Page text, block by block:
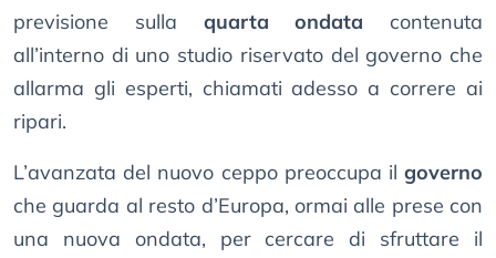
previsione sulla quarta ondata contenuta
all’interno di uno studio riservato del governo che
allarma gli esperti, chiamati adesso a correre ai
ripari.
L’avanzata del nuovo ceppo preoccupa il governo
che guarda al resto d’Europa, ormai alle prese con
una nuova ondata, per cercare di sfruttare il